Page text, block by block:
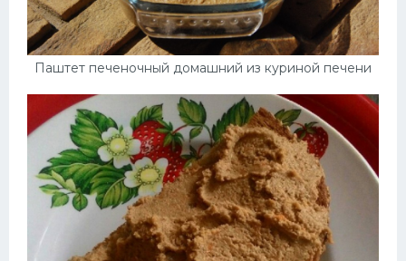
Паштет печеночный домашний из куриной печени